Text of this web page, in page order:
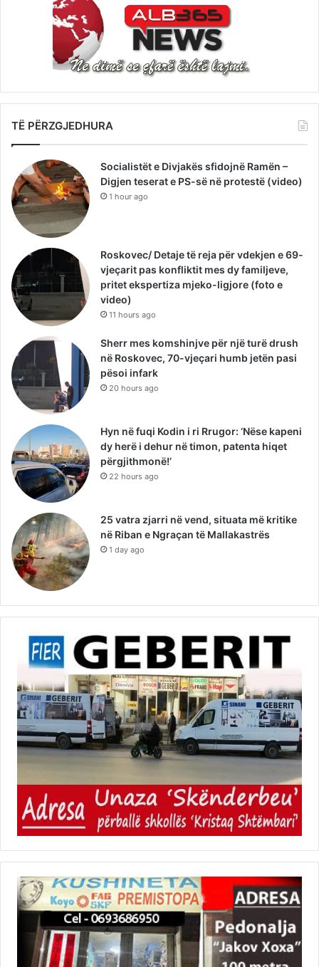
TË PËRZGJEDHURA
Socialistët e Divjakës sfidojnë Ramën –
Digjen teserat e PS-së në protestë (video)
1 hour ago
Roskovec/ Detaje të reja për vdekjen e 69-
vjeçarit pas konfliktit mes dy familjeve,
pritet ekspertiza mjeko-ligjore (foto e
video)
11 hours ago
Sherr mes komshinjve për një turë drush
në Roskovec, 70-vjeçari humb jetën pasi
pësoi infark
20 hours ago
Hyn në fuqi Kodin i ri Rrugor: ‘Nëse kapeni
dy herë i dehur në timon, patenta hiqet
përgjithmonë!’
22 hours ago
25 vatra zjarri në vend, situata më kritike
në Riban e Ngraçan të Mallakastrës
1 day ago